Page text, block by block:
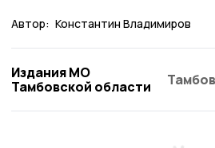
Автор: Константин Владимиров
Издания МО
Тамбовской области